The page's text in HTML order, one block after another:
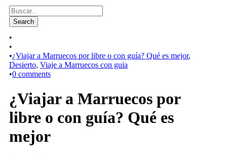
•
•
•¿Viajar a Marruecos por libre o con guía? Qué es mejor,
Desierto, Viaje a Marruecos con guia
•0 comments
¿Viajar a Marruecos por
libre o con guía? Qué es
mejor